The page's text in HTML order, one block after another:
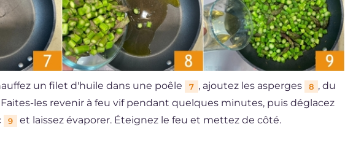
un filet d'huile dans une poêle 7 , ajoutez les asperges 8 , du
les revenir à feu vif pendant quelques minutes, puis déglacez
9 et laissez évaporer. Éteignez le feu et mettez de côté.